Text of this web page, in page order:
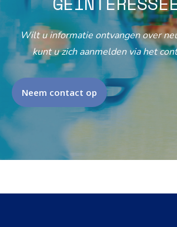
Wilt u informatie ontvangen over
kunt u zich aanmelden via het
Neem contact op